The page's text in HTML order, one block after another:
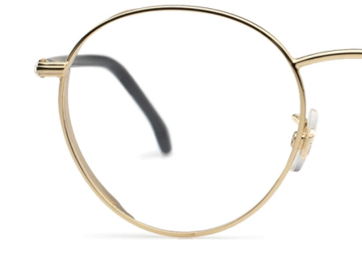
46 mm
Visina leće
50 mm
Širina leće